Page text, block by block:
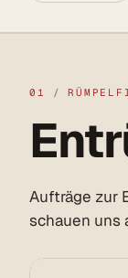
01 /
Aufträge zur
schauen uns